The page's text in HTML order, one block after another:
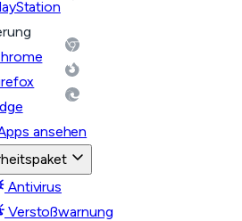
ansehen
Antivirus
Verstoßwarnung